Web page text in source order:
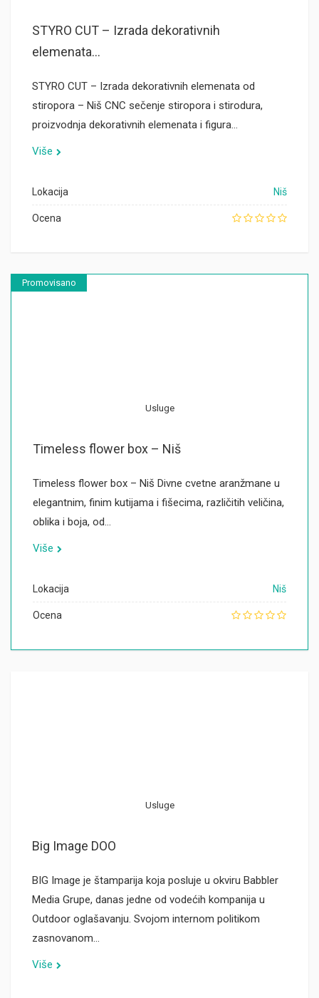
STYRO CUT – Izrada dekorativnih
elemenata...
STYRO CUT – Izrada dekorativnih elemenata od
stiropora – Niš CNC sečenje stiropora i stirodura,
proizvodnja dekorativnih elemenata i figura…
Više
Lokacija Niš
Ocena
Promovisano
Usluge
Timeless flower box – Niš
Timeless flower box – Niš Divne cvetne aranžmane u
elegantnim, finim kutijama i fišecima, različitih veličina,
oblika i boja, od…
Više
Lokacija Niš
Ocena
Usluge
Big Image DOO
BIG Image je štamparija koja posluje u okviru Babbler
Media Grupe, danas jedne od vodećih kompanija u
Outdoor oglašavanju. Svojom internom politikom
zasnovanom…
Više